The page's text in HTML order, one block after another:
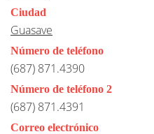
Ciudad
Guasave
Número de teléfono
(687) 871.4390
Número de teléfono 2
(687) 871.4391
Correo electrónico